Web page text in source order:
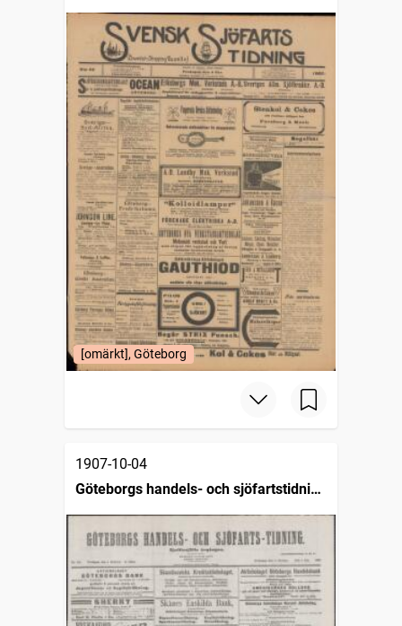
[omärkt], Göteborg
1907-10-04
Göteborgs handels- och sjöfartstidning
(1832)